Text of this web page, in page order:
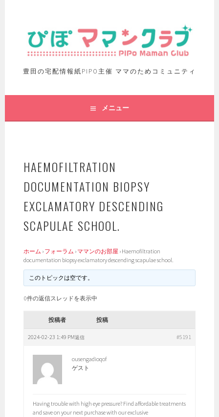
豊田の宅配情報紙PIPO主催 ママのためコミュニティ
メニュー
HAEMOFILTRATION
DOCUMENTATION BIOPSY
EXCLAMATORY DESCENDING
SCAPULAE SCHOOL.
ホーム › フォーラム › ママンのお部屋 › Haemofiltration
documentation biopsy exclamatory descending scapulae school.
このトピックは空です。
0件の返信スレッドを表示中
投稿者 投稿
2024-02-23 1:49 PM #5191
返信
ousengadioqof
ゲスト
Having trouble with high eye pressure? Find affordable treatments
and save on your next purchase with our exclusive